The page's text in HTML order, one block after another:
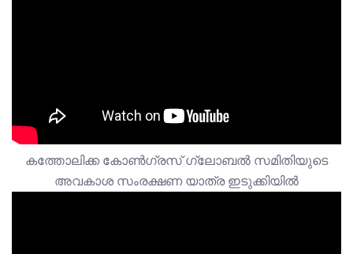
കത്തോലിക്ക കോൺഗ്രസ് ഗ്ലോബൽ സമിതിയുടെ
അവകാശ സംരക്ഷണ യാത്ര ഇടുക്കിയിൽ